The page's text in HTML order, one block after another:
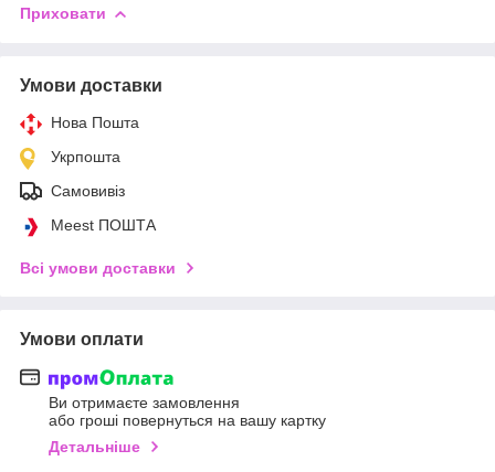
Приховати
Умови доставки
Нова Пошта
Укрпошта
Самовивіз
Meest ПОШТА
Всі умови доставки
Умови оплати
Ви отримаєте замовлення
або гроші повернуться на вашу картку
Детальніше